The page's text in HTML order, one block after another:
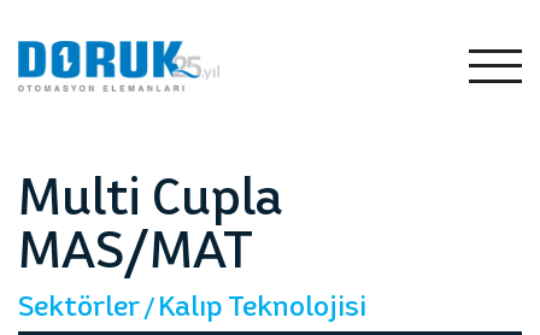
Tümünü
Multi Cupla
MAS/MAT
Sektörler Kalıp Teknolojisi